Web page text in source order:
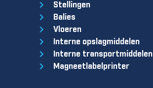
Stellingen
Balies
Vloeren
Interne opslagmiddelen
Interne transportmiddelen
Magneetlabelprinter